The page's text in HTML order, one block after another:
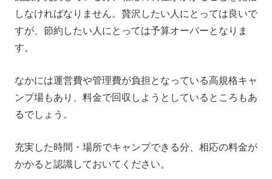
しなければなりません。贅沢したい人にとっては良いで
すが、節約したい人にとっては予算オーバーとなりま
す。
なかには運営費や管理費が負担となっている高規格キャ
ンプ場もあり、料金で回収しようとしているところもあ
るでしょう。
充実した時間・場所でキャンプできる分、相応の料金が
かかると認識しておいてください。